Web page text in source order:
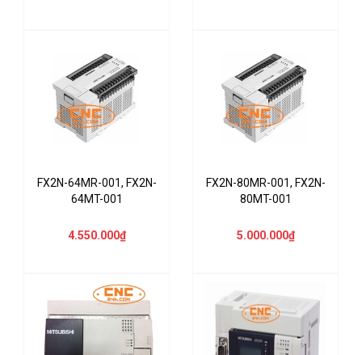
FX2N-64MR-001, FX2N-
64MT-001
4.550.000₫
FX2N-80MR-001, FX2N-
80MT-001
5.000.000₫